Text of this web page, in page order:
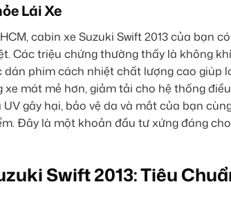
Lái Xe
cabin xe Suzuki Swift 2013 của bạn
Các triệu chứng thường thấy là không
phim cách nhiệt chất lượng cao giúp
mát mẻ hơn, giảm tải cho hệ thống
gây hại, bảo vệ da và mắt của bạn
Đây là một khoản đầu tư xứng đáng
Swift 2013: Tiêu